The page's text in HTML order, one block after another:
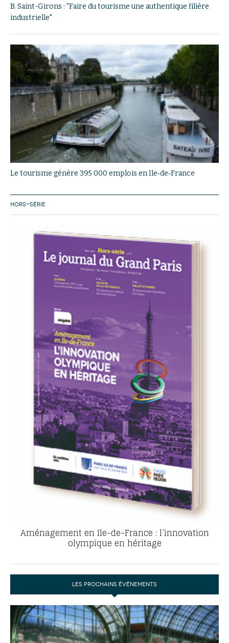
B. Saint-Girons : "Faire du tourisme une authentique filière
industrielle"
Le tourisme génère 395 000 emplois en Ile‐de‐France
HORS-SÉRIE
Aménagement en Ile-de-France : l’innovation
olympique en héritage
LES PROCHAINS ÉVÉNEMENTS